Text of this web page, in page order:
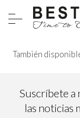
También
Suscríbete
las noticias